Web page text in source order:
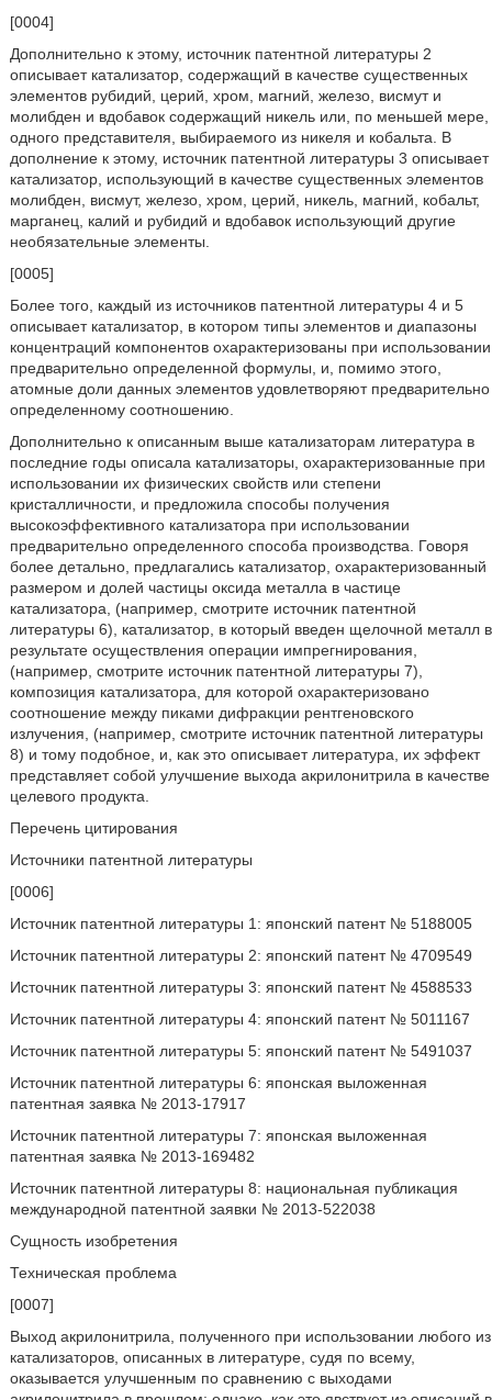
[0004]
Дополнительно к этому, источник патентной литературы 2
описывает катализатор, содержащий в качестве существенных
элементов рубидий, церий, хром, магний, железо, висмут и
молибден и вдобавок содержащий никель или, по меньшей мере,
одного представителя, выбираемого из никеля и кобальта. В
дополнение к этому, источник патентной литературы 3 описывает
катализатор, использующий в качестве существенных элементов
молибден, висмут, железо, хром, церий, никель, магний, кобальт,
марганец, калий и рубидий и вдобавок использующий другие
необязательные элементы.
[0005]
Более того, каждый из источников патентной литературы 4 и 5
описывает катализатор, в котором типы элементов и диапазоны
концентраций компонентов охарактеризованы при использовании
предварительно определенной формулы, и, помимо этого,
атомные доли данных элементов удовлетворяют предварительно
определенному соотношению.
Дополнительно к описанным выше катализаторам литература в
последние годы описала катализаторы, охарактеризованные при
использовании их физических свойств или степени
кристалличности, и предложила способы получения
высокоэффективного катализатора при использовании
предварительно определенного способа производства. Говоря
более детально, предлагались катализатор, охарактеризованный
размером и долей частицы оксида металла в частице
катализатора, (например, смотрите источник патентной
литературы 6), катализатор, в который введен щелочной металл в
результате осуществления операции импрегнирования,
(например, смотрите источник патентной литературы 7),
композиция катализатора, для которой охарактеризовано
соотношение между пиками дифракции рентгеновского
излучения, (например, смотрите источник патентной литературы
8) и тому подобное, и, как это описывает литература, их эффект
представляет собой улучшение выхода акрилонитрила в качестве
целевого продукта.
Перечень цитирования
Источники патентной литературы
[0006]
Источник патентной литературы 1: японский патент № 5188005
Источник патентной литературы 2: японский патент № 4709549
Источник патентной литературы 3: японский патент № 4588533
Источник патентной литературы 4: японский патент № 5011167
Источник патентной литературы 5: японский патент № 5491037
Источник патентной литературы 6: японская выложенная
патентная заявка № 2013-17917
Источник патентной литературы 7: японская выложенная
патентная заявка № 2013-169482
Источник патентной литературы 8: национальная публикация
международной патентной заявки № 2013-522038
Сущность изобретения
Техническая проблема
[0007]
Выход акрилонитрила, полученного при использовании любого из
катализаторов, описанных в литературе, судя по всему,
оказывается улучшенным по сравнению с выходами